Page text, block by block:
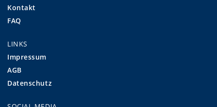
Kontakt
FAQ
LINKS
Impressum
AGB
Datenschutz